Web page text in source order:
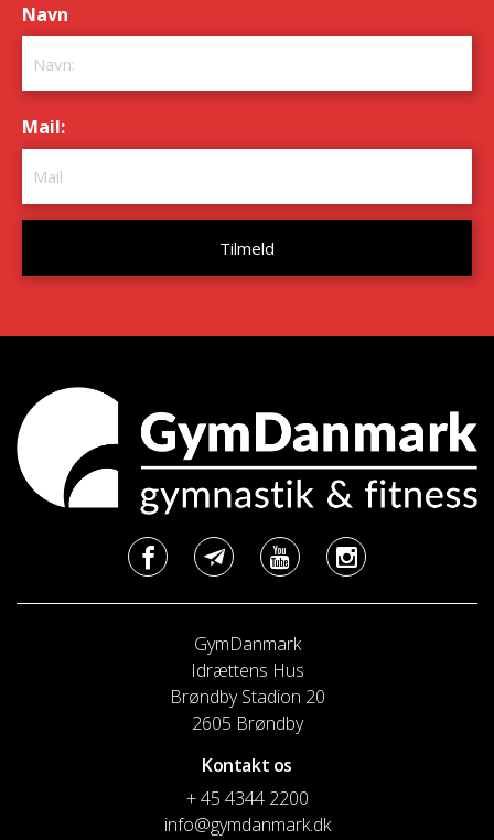
Navn
Mail:
GymDanmark
Idrættens Hus
Brøndby Stadion 20
2605 Brøndby
Kontakt os
+ 45 4344 2200
info@gymdanmark.dk